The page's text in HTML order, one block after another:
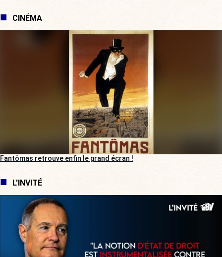
CINÉMA
Fantômas retrouve enfin le grand écran !
L'INVITÉ